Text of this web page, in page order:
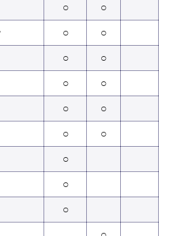
○
○
○
○
○
○
○
○
○
○
○
○
○
○
○